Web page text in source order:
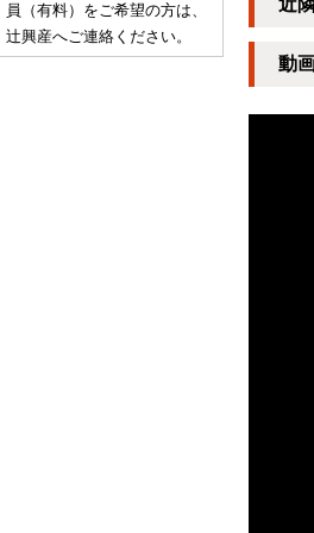
近
動
員（有料）をご希望の方は、
辻興産へご連絡ください。